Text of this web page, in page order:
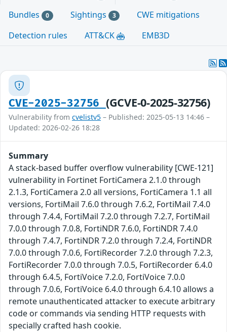
Bundles 0 Sightings 3
CWE mitigations
Detection rules
ATT&CK EMB3D
CVE-2025-32756 (GCVE-0-2025-32756)
Vulnerability from cvelistv5 – Published: 2025-05-13 14:46 –
Updated: 2026-02-26 18:28
Summary
A stack-based buffer overflow vulnerability [CWE-121]
vulnerability in Fortinet FortiCamera 2.1.0 through
2.1.3, FortiCamera 2.0 all versions, FortiCamera 1.1 all
versions, FortiMail 7.6.0 through 7.6.2, FortiMail 7.4.0
through 7.4.4, FortiMail 7.2.0 through 7.2.7, FortiMail
7.0.0 through 7.0.8, FortiNDR 7.6.0, FortiNDR 7.4.0
through 7.4.7, FortiNDR 7.2.0 through 7.2.4, FortiNDR
7.0.0 through 7.0.6, FortiRecorder 7.2.0 through 7.2.3,
FortiRecorder 7.0.0 through 7.0.5, FortiRecorder 6.4.0
through 6.4.5, FortiVoice 7.2.0, FortiVoice 7.0.0
through 7.0.6, FortiVoice 6.4.0 through 6.4.10 allows a
remote unauthenticated attacker to execute arbitrary
code or commands via sending HTTP requests with
specially crafted hash cookie.